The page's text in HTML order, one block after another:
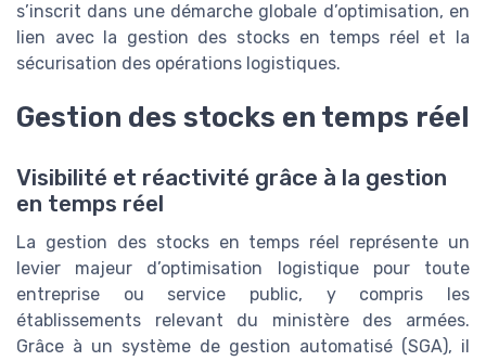
s’inscrit dans une démarche globale d’optimisation, en
lien avec la gestion des stocks en temps réel et la
sécurisation des opérations logistiques.
Gestion des stocks en temps réel
Visibilité et réactivité grâce à la gestion
en temps réel
La gestion des stocks en temps réel représente un
levier majeur d’optimisation logistique pour toute
entreprise ou service public, y compris les
établissements relevant du ministère des armées.
Grâce à un système de gestion automatisé (SGA), il